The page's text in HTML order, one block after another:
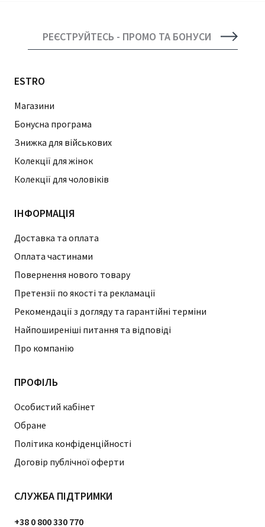
РЕЄСТРУЙТЕСЬ - ПРОМО ТА БОНУСИ
ESTRO
Магазини
Бонусна програма
Знижка для військових
Колекції для жінок
Колекції для чоловіків
ІНФОРМАЦІЯ
Доставка та оплата
Оплата частинами
Повернення нового товару
Претензії по якості та рекламації
Рекомендації з догляду та гарантійні терміни
Найпоширеніші питання та відповіді
Про компанію
ПРОФІЛЬ
Особистий кабінет
Обране
Політика конфіденційності
Договір публічної оферти
СЛУЖБА ПІДТРИМКИ
+38 0 800 330 770